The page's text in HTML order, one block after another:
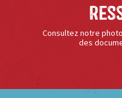
Consultez notre
des